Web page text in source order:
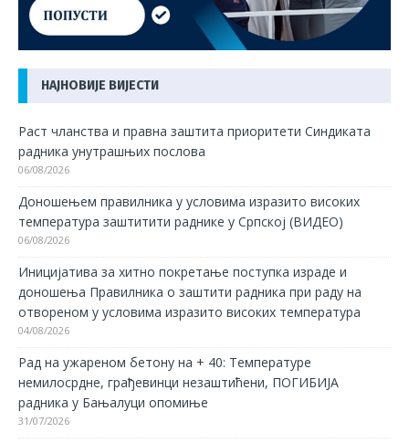
НАЈНОВИЈЕ ВИЈЕСТИ
Раст чланства и правна заштита приоритети Синдиката
радника унутрашњих послова
06/08/2026
Доношењем правилника у условима изразито високих
температура заштитити раднике у Српској (ВИДЕО)
06/08/2026
Иницијатива за хитно покретање поступка израде и
доношења Правилника о заштити радника при раду на
отвореном у условима изразито високих температура
04/08/2026
Рад на ужареном бетону на + 40: Температуре
немилосрдне, грађевинци незаштићени, ПОГИБИЈА
радника у Бањалуци опомиње
31/07/2026